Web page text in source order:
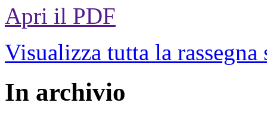
Apri il PDF
Visualizza tutta la rassegna
In archivio